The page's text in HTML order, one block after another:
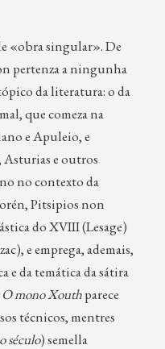
«obra singular». De
pertenza a ningunha
da literatura: o da
que comeza na
e Apuleio, e
e outros
no contexto da
Pitsipios non
do XVIII (Lesage)
e emprega, ademais,
e da temática da sátira
O mono Xouthparece
técnicos, mentres
século) semella